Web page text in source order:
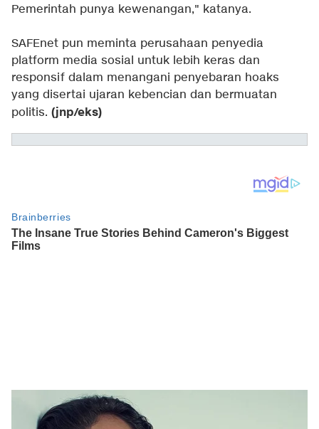
Pemerintah punya kewenangan," katanya.
SAFEnet pun meminta perusahaan penyedia
platform media sosial untuk lebih keras dan
responsif dalam menangani penyebaran hoaks
yang disertai ujaran kebencian dan bermuatan
politis. (jnp/eks)